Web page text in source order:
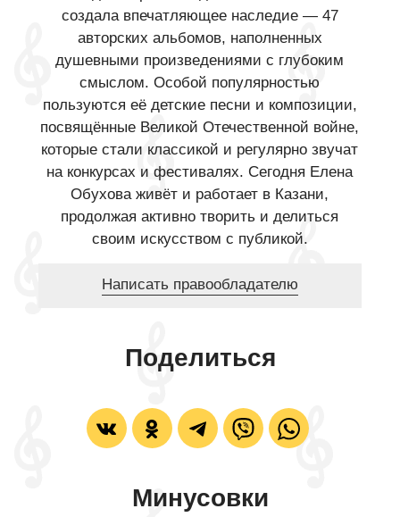
создала впечатляющее наследие — 47
авторских альбомов, наполненных
душевными произведениями с глубоким
смыслом. Особой популярностью
пользуются её детские песни и композиции,
посвящённые Великой Отечественной войне,
которые стали классикой и регулярно звучат
на конкурсах и фестивалях. Сегодня Елена
Обухова живёт и работает в Казани,
продолжая активно творить и делиться
своим искусством с публикой.
Написать правообладателю
Поделиться
Минусовки